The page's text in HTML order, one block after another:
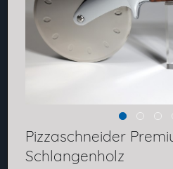
Pizzaschneider
Schlangenholz